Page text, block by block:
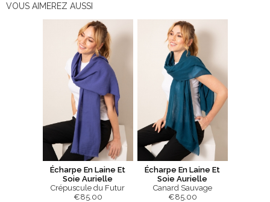
VOUS AIMEREZ AUSSI
Écharpe En Laine Et
Soie Aurielle
Crépuscule du Futur
€85.00
Écharpe En Laine Et
Soie Aurielle
Canard Sauvage
€85.00